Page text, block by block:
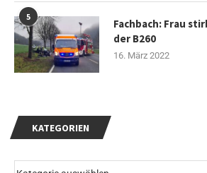
KATEGORIEN
5
Fachbach: Frau
der B260
16. März 2022